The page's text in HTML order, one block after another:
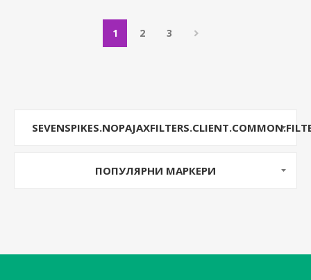
1 2 3
ПОПУЛЯРНИ МАРКЕРИ